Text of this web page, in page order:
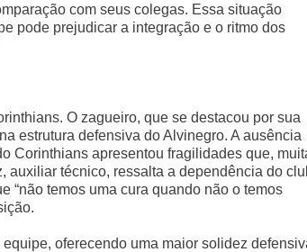
com seus colegas. Essa situação
pode prejudicar a integração e o ritmo dos
O zagueiro, que se destacou por sua
estrutura defensiva do Alvinegro. A ausência
Corinthians apresentou fragilidades que,
auxiliar técnico, ressalta a dependência do
“não temos uma cura quando não o temos
oferecendo uma maior solidez